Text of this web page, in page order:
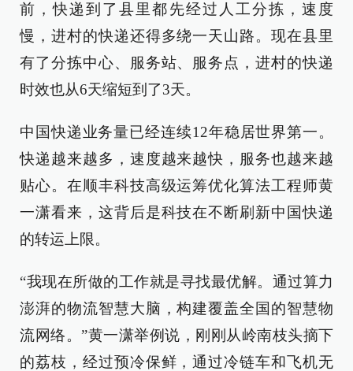
前，快递到了县里都先经过人工分拣，速度
慢，进村的快递还得多绕一天山路。现在县里
有了分拣中心、服务站、服务点，进村的快递
时效也从6天缩短到了3天。
中国快递业务量已经连续12年稳居世界第一。
快递越来越多，速度越来越快，服务也越来越
贴心。在顺丰科技高级运筹优化算法工程师黄
一潇看来，这背后是科技在不断刷新中国快递
的转运上限。
“我现在所做的工作就是寻找最优解。通过算力
澎湃的物流智慧大脑，构建覆盖全国的智慧物
流网络。”黄一潇举例说，刚刚从岭南枝头摘下
的荔枝，经过预冷保鲜，通过冷链车和飞机无